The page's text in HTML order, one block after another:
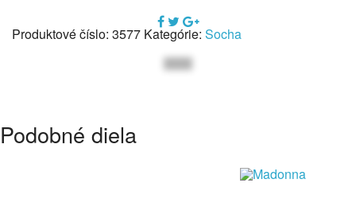
Produktové číslo: 3577 Kategórie: Socha
Podobné diela